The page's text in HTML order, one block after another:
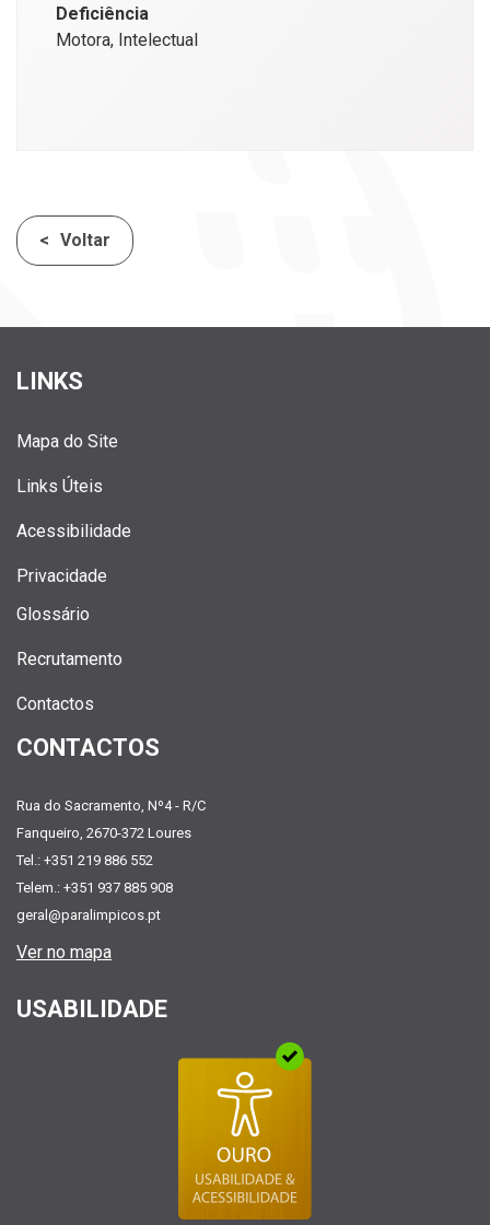
Deficiência
Motora, Intelectual
Voltar
LINKS
Mapa do Site
Links Úteis
Acessibilidade
Privacidade
Glossário
Recrutamento
Contactos
CONTACTOS
Rua do Sacramento, Nº4 - R/C
Fanqueiro, 2670-372 Loures
Tel.: +351 219 886 552
Telem.: +351 937 885 908
geral@paralimpicos.pt
Ver no mapa
USABILIDADE